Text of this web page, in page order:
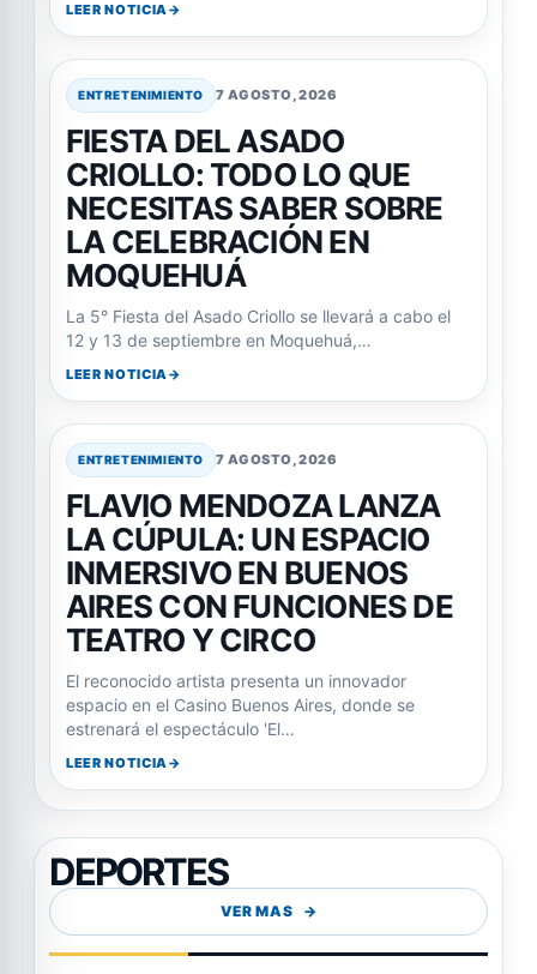
LEER NOTICIA
ENTRETENIMIENTO 7 AGOSTO, 2026
FIESTA DEL ASADO
CRIOLLO: TODO LO QUE
NECESITAS SABER SOBRE
LA CELEBRACIÓN EN
MOQUEHUÁ
La 5° Fiesta del Asado Criollo se llevará a cabo el
12 y 13 de septiembre en Moquehuá,…
LEER NOTICIA
ENTRETENIMIENTO 7 AGOSTO, 2026
FLAVIO MENDOZA LANZA
LA CÚPULA: UN ESPACIO
INMERSIVO EN BUENOS
AIRES CON FUNCIONES DE
TEATRO Y CIRCO
El reconocido artista presenta un innovador
espacio en el Casino Buenos Aires, donde se
estrenará el espectáculo 'El…
LEER NOTICIA
DEPORTES
VER MAS